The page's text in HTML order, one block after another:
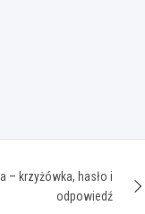
– krzyżówka, hasło i
odpowiedź